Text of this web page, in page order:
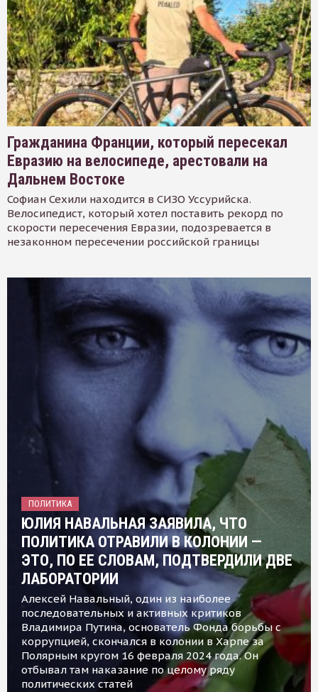
Гражданина Франции, который пересекал
Евразию на велосипеде, арестовали на
Дальнем Востоке
Софиан Сехили находится в СИЗО Уссурийска.
Велосипедист, который хотел поставить рекорд по
скорости пересечения Евразии, подозревается в
незаконном пересечении российской границы
ПОЛИТИКА
ЮЛИЯ НАВАЛЬНАЯ ЗАЯВИЛА, ЧТО
ПОЛИТИКА ОТРАВИЛИ В КОЛОНИИ —
ЭТО, ПО ЕЕ СЛОВАМ, ПОДТВЕРДИЛИ ДВЕ
ЛАБОРАТОРИИ
Алексей Навальный, один из наиболее
последовательных и активных критиков
Владимира Путина, основатель Фонда борьбы с
коррупцией, скончался в колонии в Харпе за
Полярным кругом 16 февраля 2024 года. Он
отбывал там наказание по целому ряду
политических статей